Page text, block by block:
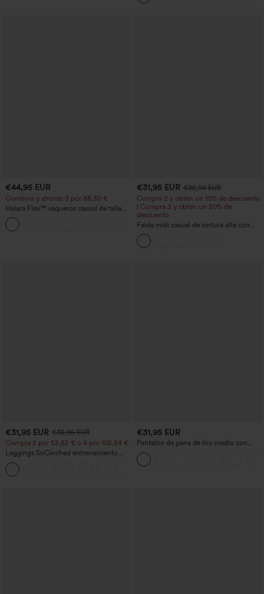
€44,95 EUR
Combina y ahorra: 3 por 88,30 €
Halara Flex™ vaqueros casual de talle
alto con bolsillos, estilo baggy de pierna
ancha, efecto lavado
+2
€31,95 EUR €35,95 EUR
Compra 2 y obtén un 10% de descuento
| Compra 3 y obtén un 20% de
descuento
Falda midi casual de cintura alta con
control abdominal, fruncida, bajo curvo,
2 en 1 en forro polar y PU
€31,95 EUR €35,95 EUR
Compra 2 por 52,62 € o 4 por 105,24 €.
Leggings SoCinched entrenamiento
moldeador abdomen bolsillo lateral tiro
alto
€31,95 EUR
Pantalón de pana de tiro medio con
cremallera